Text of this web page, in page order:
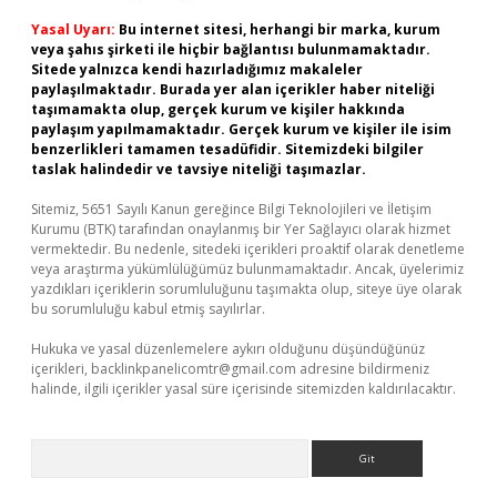
Yasal Uyarı: Bu internet sitesi, herhangi bir marka, kurum
veya şahıs şirketi ile hiçbir bağlantısı bulunmamaktadır.
Sitede yalnızca kendi hazırladığımız makaleler
paylaşılmaktadır. Burada yer alan içerikler haber niteliği
taşımamakta olup, gerçek kurum ve kişiler hakkında
paylaşım yapılmamaktadır. Gerçek kurum ve kişiler ile isim
benzerlikleri tamamen tesadüfidir. Sitemizdeki bilgiler
taslak halindedir ve tavsiye niteliği taşımazlar.
Sitemiz, 5651 Sayılı Kanun gereğince Bilgi Teknolojileri ve İletişim
Kurumu (BTK) tarafından onaylanmış bir Yer Sağlayıcı olarak hizmet
vermektedir. Bu nedenle, sitedeki içerikleri proaktif olarak denetleme
veya araştırma yükümlülüğümüz bulunmamaktadır. Ancak, üyelerimiz
yazdıkları içeriklerin sorumluluğunu taşımakta olup, siteye üye olarak
bu sorumluluğu kabul etmiş sayılırlar.
Hukuka ve yasal düzenlemelere aykırı olduğunu düşündüğünüz
içerikleri, backlinkpanelicomtr@gmail.com adresine bildirmeniz
halinde, ilgili içerikler yasal süre içerisinde sitemizden kaldırılacaktır.